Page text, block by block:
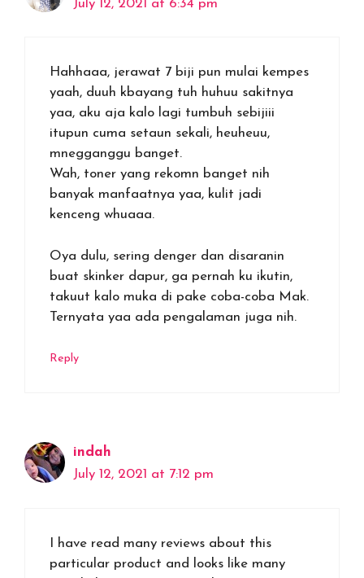
July 12, 2021 at 6:34 pm
Hahhaaa, jerawat 7 biji pun mulai kempes
yaah, duuh kbayang tuh huhuu sakitnya
yaa, aku aja kalo lagi tumbuh sebijiii
itupun cuma setaun sekali, heuheuu,
mnegganggu banget.
Wah, toner yang rekomn banget nih
banyak manfaatnya yaa, kulit jadi
kenceng whuaaa.
Oya dulu, sering denger dan disaranin
buat skinker dapur, ga pernah ku ikutin,
takuut kalo muka di pake coba-coba Mak.
Ternyata yaa ada pengalaman juga nih.
Reply
indah
July 12, 2021 at 7:12 pm
I have read many reviews about this
particular product and looks like many